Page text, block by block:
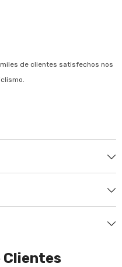
de clientes satisfechos nos
Clientes